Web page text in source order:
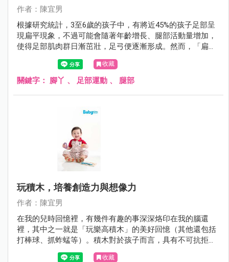
作者：陳宜男
根據研究統計，3至6歲的孩子中，有將近45%的孩子足部呈
現扁平現象，不過可能會隨著年齡增長、腿部活動量增加，
使得足部肌肉群日漸茁壯，足弓便逐漸形成。然而，「扁平
足」還是會伴隨著將進15%～20%的孩子至成年。扁平足對
於孩子的影響可能包括：體能與運動表現較差、走路時足部
不適或疼痛感，嚴重將可能影響到膝蓋、骨盆甚至是脊椎的
收藏
關鍵字： 腳丫 、 足部運動 、 腿部
玩積木，培養創造力與想像力
作者：陳宜男
在我的兒時回憶裡，有幾件有趣的事深深烙印在我的腦還
裡，其中之一就是「玩樂高積木」的美好回憶（其他還包括
打棒球、抓蚱蜢等）。積木對於孩子而言，具有不可抗拒的
魔力，甚至連正在閱讀這篇文章的您都難以招架。玩積木的
收藏